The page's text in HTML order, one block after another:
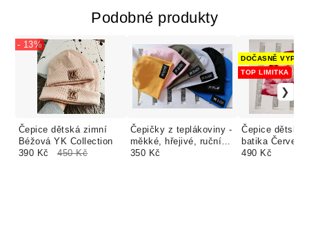
Podobné produkty
Čepice dětská zimní
Béžová YK Collection
- 13%
390 Kč 450 Kč
Čepičky z teplákoviny -
měkké, hřejivé, ruční
výroba, 10 barev
350 Kč
Čepice dětská
batika Červená
Collection
DOČASNĚ
TOP LIMITKA
490 Kč